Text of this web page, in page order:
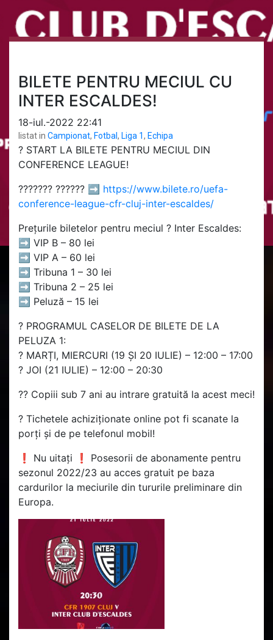
BILETE PENTRU MECIUL CU
INTER ESCALDES!
18-iul.-2022 22:41
listat in Campionat, Fotbal , Liga 1, Echipa
?️ START LA BILETE PENTRU MECIUL DIN
CONFERENCE LEAGUE!
??????? ?????? ➡️ https://www.bilete.ro/uefa-
conference-league-cfr-cluj-inter-escaldes/
Prețurile biletelor pentru meciul ? Inter Escaldes:
➡️ VIP B – 80 lei
➡️ VIP A – 60 lei
➡️ Tribuna 1 – 30 lei
➡️ Tribuna 2 – 25 lei
➡️ Peluză – 15 lei
? PROGRAMUL CASELOR DE BILETE DE LA
PELUZA 1:
? MARȚI, MIERCURI (19 ȘI 20 IULIE) – 12:00 – 17:00
? JOI (21 IULIE) – 12:00 – 20:30
?? Copiii sub 7 ani au intrare gratuită la acest meci!
? Tichetele achiziționate online pot fi scanate la
porți și de pe telefonul mobil!
❗ Nu uitați ❗ Posesorii de abonamente pentru
sezonul 2022/23 au acces gratuit pe baza
cardurilor la meciurile din tururile preliminare din
Europa.